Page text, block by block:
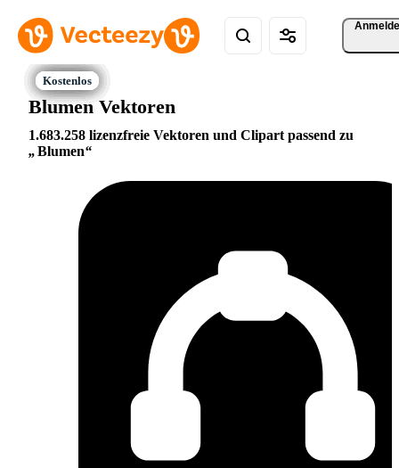
Blumen Vektoren
1.683.258 lizenzfreie Vektoren und Clipart passend zu
Blumen